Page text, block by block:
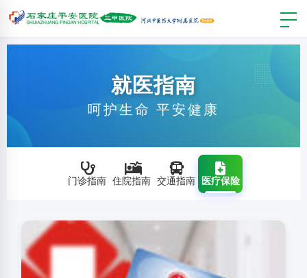
就医指南
呵护生命 平安健康
门诊指南 住院指南 交通指南 医疗保险